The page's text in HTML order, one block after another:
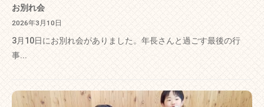
お別れ会
2026年3月10日
3月10日にお別れ会がありました。年長さんと過ごす最後の行
事...